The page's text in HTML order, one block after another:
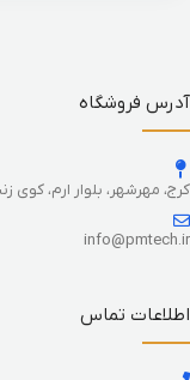
آدرس فروشگاه
کرج، مهرشهر، بلوار ارم، کوی زنبق،
info@pmtech.ir
اطلاعات تماس